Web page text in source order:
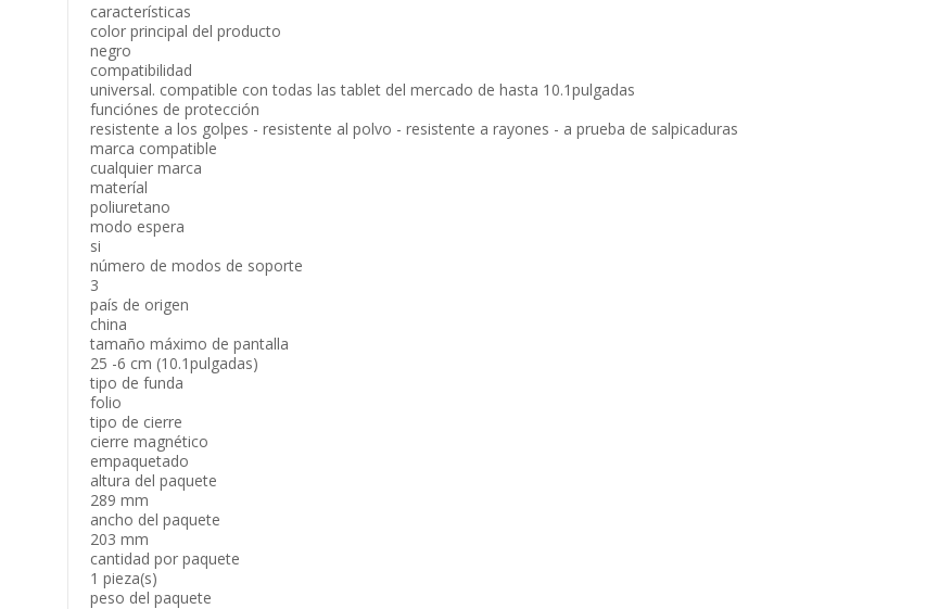
características
color principal del producto
negro
compatibilidad
universal. compatible con todas las tablet del mercado de hasta 10.1pulgadas
funciónes de protección
resistente a los golpes - resistente al polvo - resistente a rayones - a prueba de salpicaduras
marca compatible
cualquier marca
materíal
poliuretano
modo espera
si
número de modos de soporte
3
país de origen
china
tamaño máximo de pantalla
25 -6 cm (10.1pulgadas)
tipo de funda
folio
tipo de cierre
cierre magnético
empaquetado
altura del paquete
289 mm
ancho del paquete
203 mm
cantidad por paquete
1 pieza(s)
peso del paquete